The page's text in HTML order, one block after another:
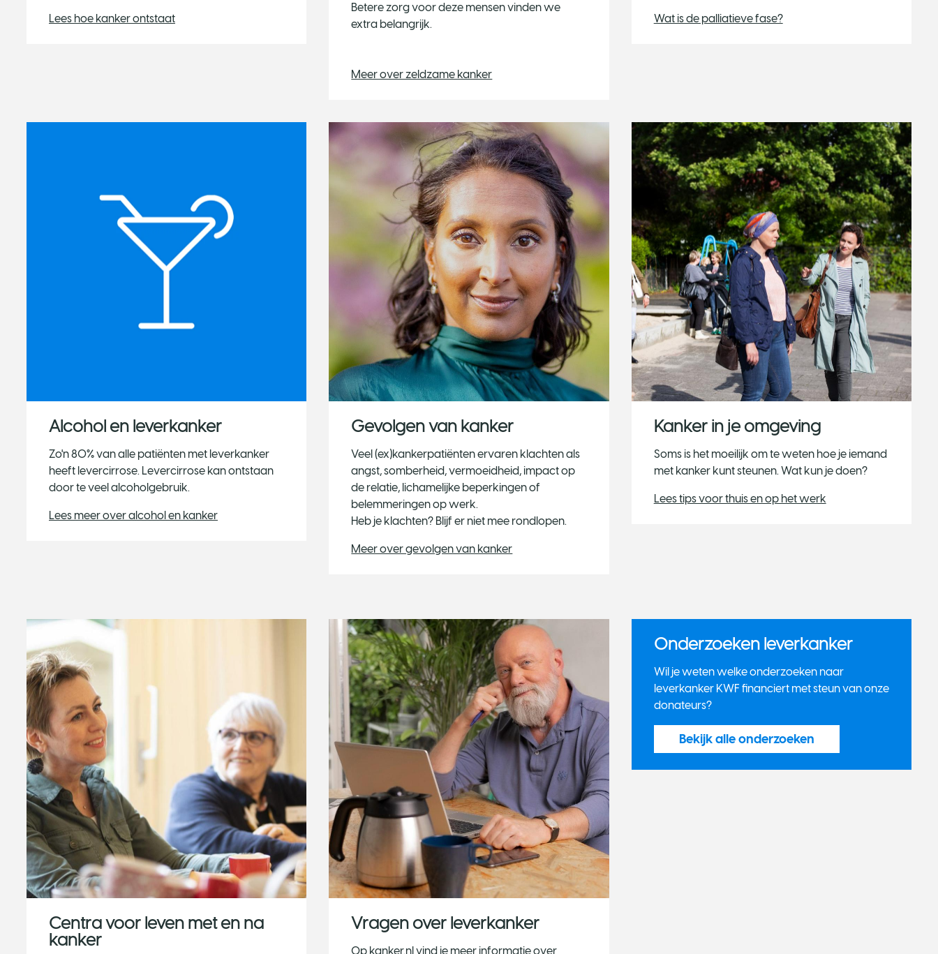
Lees hoe kanker ontstaat
Betere zorg voor deze mensen vinden we
extra belangrijk.
Meer over zeldzame kanker
Wat is de palliatieve fase?
Alcohol en leverkanker
Zo'n 80% van alle patiënten met leverkanker
heeft levercirrose. Levercirrose kan ontstaan
door te veel alcoholgebruik.
Lees meer over alcohol en kanker
Gevolgen van kanker
Veel (ex)kankerpatiënten ervaren klachten als
angst, somberheid, vermoeidheid, impact op
de relatie, lichamelijke beperkingen of
belemmeringen op werk.
Heb je klachten? Blijf er niet mee rondlopen.
Meer over gevolgen van kanker
Kanker in je omgeving
Soms is het moeilijk om te weten hoe je iemand
met kanker kunt steunen. Wat kun je doen?
Lees tips voor thuis en op het werk
Centra voor leven met en na
kanker
Vragen over leverkanker
Op kanker.nl vind je meer informatie over
Onderzoeken leverkanker
Wil je weten welke onderzoeken naar
leverkanker KWF financiert met steun van onze
donateurs?
Bekijk alle onderzoeken